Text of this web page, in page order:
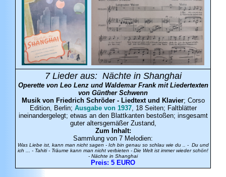
7 Lieder aus:Nächte in Shanghai
Operette von Leo Lenz und Waldemar Frank mit Liedertexten
von Günther Schwenn
Musik von Friedrich Schröder - Liedtext und Klavier; Corso
Edition, Berlin; Ausgabe von 1937, 18 Seiten; Faltblätter
ineinandergelegt; etwas an den Blattkanten bestoßen; insgesamt
guter altersgemäßer Zustand,
Zum Inhalt:
Sammlung von 7 Melodien:
Was Liebe ist, kann man nicht sagen - Ich bin genau so schlau wie du .. - Du und
ich ... - Tahiti - Träume kann man nicht verbieten - Die Welt ist immer wieder schön!
- Nächte in Shanghai
Preis: 5 EURO